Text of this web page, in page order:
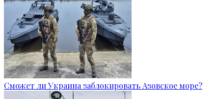
Сможет ли Украина заблокировать Азовское море?